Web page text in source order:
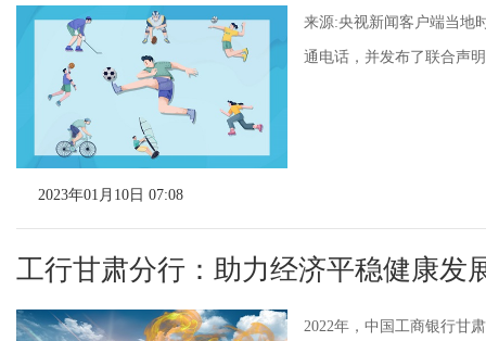
来源:央视新闻客户端当地
通电话，并发布了联合声
2023年01月10日 07:08
工行甘肃分行：助力经济平稳健康发
2022年，中国工商银行甘